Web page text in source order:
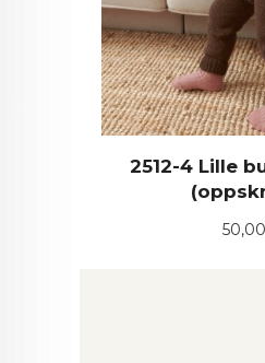
2512-4 Lille
Pris
50,00